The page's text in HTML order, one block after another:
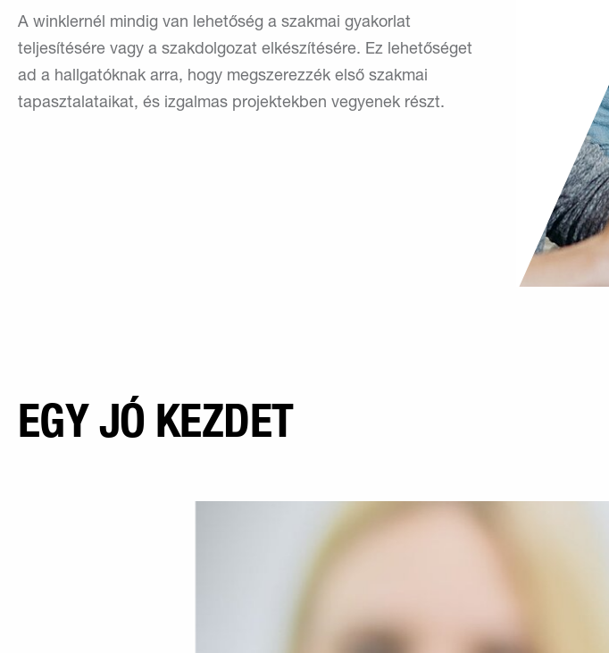
A winklernél mindig van lehetőség a szakmai gyakorlat
teljesítésére vagy a szakdolgozat elkészítésére. Ez lehetőséget
ad a hallgatóknak arra, hogy megszerezzék első szakmai
tapasztalataikat, és izgalmas projektekben vegyenek részt.
EGY JÓ KEZDET